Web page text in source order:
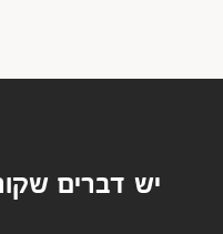
יש דברים